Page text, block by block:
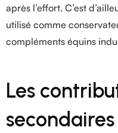
après l’effort. C’est
utilisé comme
compléments équins
Les